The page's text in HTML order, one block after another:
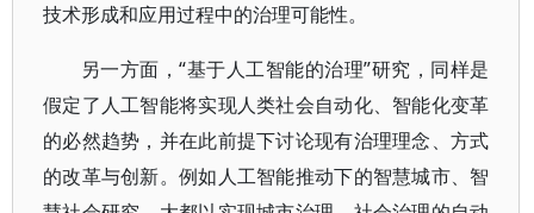
技术形成和应用过程中的治理可能性。
另一方面，“基于人工智能的治理”研究，同样是
假定了人工智能将实现人类社会自动化、智能化变革
的必然趋势，并在此前提下讨论现有治理理念、方式
的改革与创新。例如人工智能推动下的智慧城市、智